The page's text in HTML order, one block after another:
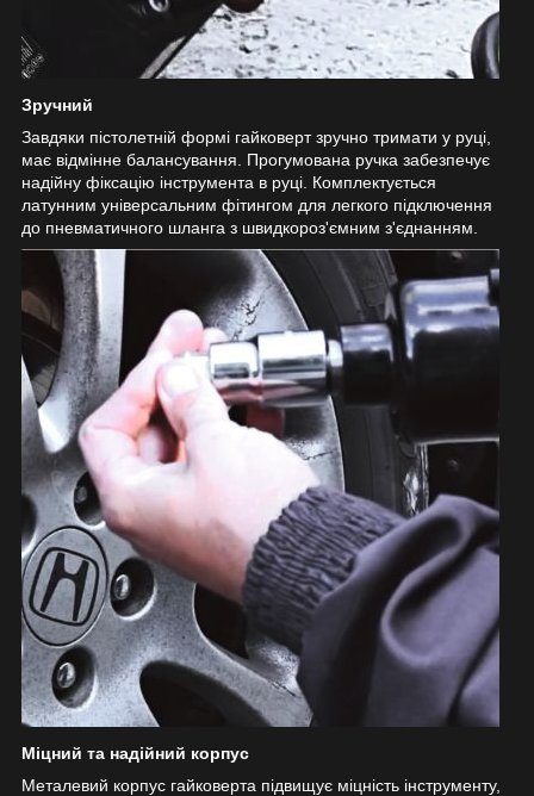
Зручний
Завдяки пістолетній формі гайковерт зручно тримати у руці,
має відмінне балансування. Прогумована ручка забезпечує
надійну фіксацію інструмента в руці. Комплектується
латунним універсальним фітингом для легкого підключення
до пневматичного шланга з швидкороз'ємним з'єднанням.
Міцний та надійний корпус
Металевий корпус гайковерта підвищує міцність інструменту,